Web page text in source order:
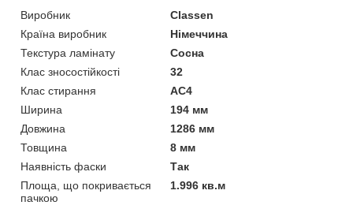
Виробник
Classen
Країна виробник
Німеччина
Текстура ламінату
Сосна
Клас зносостійкості
32
Клас стирання
АС4
Ширина
194 мм
Довжина
1286 мм
Товщина
8 мм
Наявність фаски
Так
Площа, що покривається
пачкою
1.996 кв.м